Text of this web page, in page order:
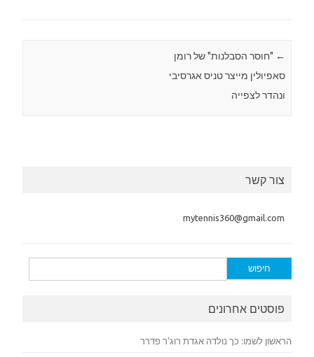
Post navigation
← "חוסר הסבלנות" של רומן
סאפיולין מייצר טניס אגרסיבי
ונהדר לצפייה
צור קשר
mytennis360@gmail.com
חיפוש:
פוסטים אחרונים
הראשון לשמו: כך נולדה אגדת רוג'ר פדרר